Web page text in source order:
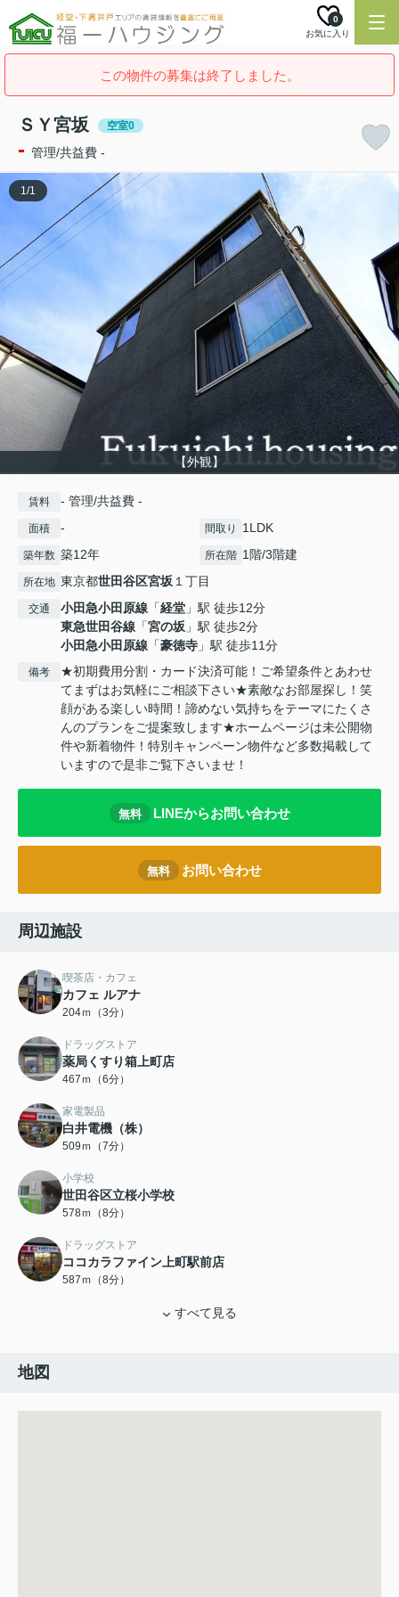
お気に入り
0
この物件の募集は終了しました。
ＳＹ宮坂 空室0
- 管理/共益費 -
【外観】
1/1
賃料 - 管理/共益費 -
面積 - 間取り 1LDK
築年数 築12年 所在階 1階/3階建
所在地 東京都世田谷区宮坂１丁目
交通 小田急小田原線 「経堂 」駅 徒歩12分
東急世田谷線 「宮の坂 」駅 徒歩2分
小田急小田原線 「豪徳寺 」駅 徒歩11分
備考
★初期費用分割・カード決済可能！ご希望条件とあわせ
てまずはお気軽にご相談下さい★素敵なお部屋探し！笑
顔がある楽しい時間！諦めない気持ちをテーマにたくさ
んのプランをご提案致します★ホームページは未公開物
件や新着物件！特別キャンペーン物件など多数掲載して
いますので是非ご覧下さいませ！
無料 LINEからお問い合わせ
無料 お問い合わせ
周辺施設
喫茶店・カフェ
カフェ ルアナ
204ｍ（3分）
ドラッグストア
薬局くすり箱上町店
467ｍ（6分）
家電製品
白井電機（株）
509ｍ（7分）
小学校
世田谷区立桜小学校
578ｍ（8分）
ドラッグストア
ココカラファイン上町駅前店
587ｍ（8分）
すべて見る
地図